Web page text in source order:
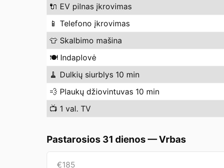
🔌 EV pilnas įkrovimas
📱 Telefono įkrovimas
👕 Skalbimo mašina
🍽️ Indaplovė
🧹 Dulkių siurblys 10 min
💨 Plaukų džiovintuvas 10 min
📺 1 val. TV
Pastarosios 31 dienos —Vrbas
€185